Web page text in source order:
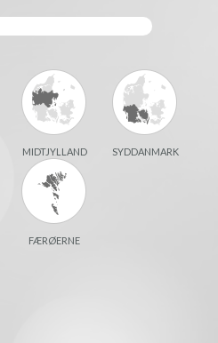
MIDTJYLLAND SYDDANMARK
FÆRØERNE